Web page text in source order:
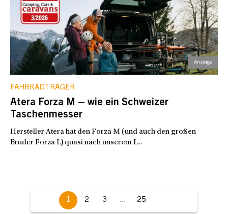
FAHRRADTRÄGER
Atera Forza M – wie ein Schweizer
Taschenmesser
Hersteller Atera hat den Forza M (und auch den großen
Bruder Forza L) quasi nach unserem L...
1 2 3 ... 25